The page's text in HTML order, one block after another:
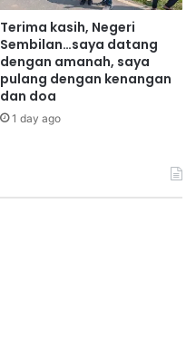
Terima kasih, Negeri
Sembilan…saya datang
dengan amanah, saya
pulang dengan kenangan
dan doa
1 day ago